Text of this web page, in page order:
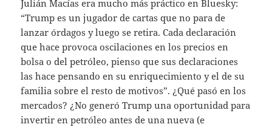
Julián Macías era mucho más práctico en Bluesky:
“Trump es un jugador de cartas que no para de
lanzar órdagos y luego se retira. Cada declaración
que hace provoca oscilaciones en los precios en
bolsa o del petróleo, pienso que sus declaraciones
las hace pensando en su enriquecimiento y el de su
familia sobre el resto de motivos”. ¿Qué pasó en los
mercados? ¿No generó Trump una oportunidad para
invertir en petróleo antes de una nueva (e